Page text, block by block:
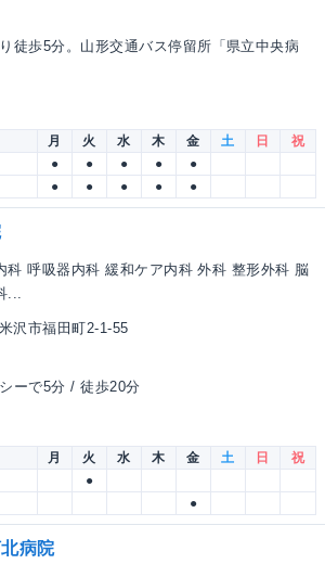
徒歩5分。山形交通バス停留所「県立中央病
月 火 水 木 金 土 日
祝
● ● ● ●
●
● ● ● ● ●
科 呼吸器内科 緩和ケア内科 外科 整形外科 脳
...
沢市福田町2-1-55
ーで5分 / 徒歩20分
月 火 水 木 金 土 日
祝
●
●
病院